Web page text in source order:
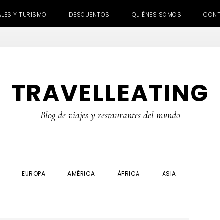
Y TURISMO DESCUENTOS QUIÉNES SOMOS
TRAVELLEATING
Blog de viajes y restaurantes del mundo
EUROPA AMÉRICA ÁFRICA ASIA